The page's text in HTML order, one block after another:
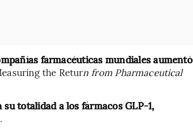
farmacéuticas mundiales aumentó
the Return from Pharmaceutical
su totalidad a los fármacos GLP-1,